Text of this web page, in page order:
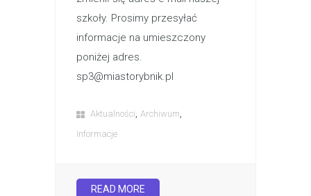
szkoły. Prosimy przesyłać
informacje na umieszczony
poniżej adres.
sp3@miastorybnik.pl
Aktualności, Archiwum,
Informacje
READ MORE